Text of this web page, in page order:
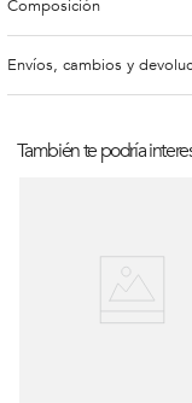
Composición
Envíos, cambios y
También te podría